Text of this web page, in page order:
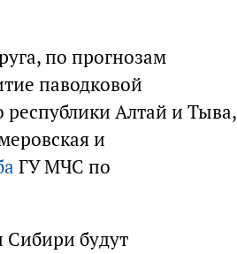
по прогнозам
паводковой
республики Алтай и Тыва,
и
ГУ МЧС по
Сибири будут